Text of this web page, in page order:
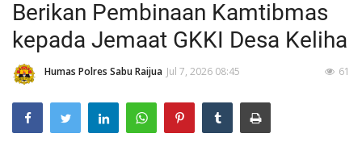
Reskrim
Binkam
Lantas
Giat Ops
Berikan Pembinaan Kamtibmas
kepada Jemaat GKKI Desa Keliha
Humas Polres Sabu Raijua Jul 7, 2026 08:45 61